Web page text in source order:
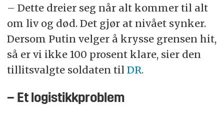
– Dette dreier seg når alt kommer til alt
om liv og død. Det gjør at nivået synker.
Dersom Putin velger å krysse grensen hit,
så er vi ikke 100 prosent klare, sier den
tillitsvalgte soldaten til DR.
– Et logistikkproblem